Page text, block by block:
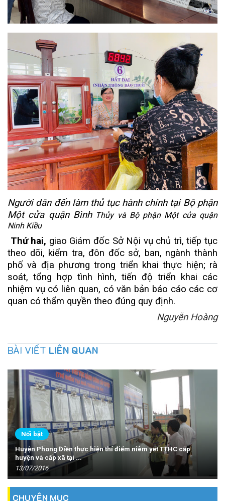
Người dân đến làm thủ tục hành chính tại Bộ phận
Một cửa quận BìnhThủy và Bộ phận Một cửa quận
Ninh Kiều
Thứ hai, giao Giám đốc Sở Nội vụ chủ trì, tiếp tục
theo dõi, kiểm tra, đôn đốc sở, ban, ngành thành
phố và địa phương trong triển khai thực hiện; rà
soát, tổng hợp tình hình, tiến độ triển khai các
nhiệm vụ có liên quan, có văn bản báo cáo các cơ
quan có thẩm quyền theo đúng quy định.
Nguyễn Hoàng
BÀI VIẾT LIÊN QUAN
Nổi bật
Huyện Phong Điền thực hiện thí điểm niêm yết TTHC cấp
huyện và cấp xã tại ...
13/07/2016
CHUYÊN MỤC